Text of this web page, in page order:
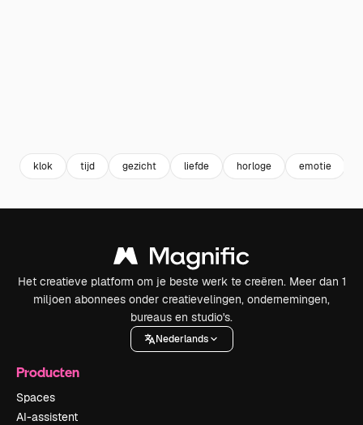
klok tijd gezicht liefde horloge emotie
Het creatieve platform om je beste werk te creëren. Meer dan 1
miljoen abonnees onder creatievelingen, ondernemingen,
bureaus en studio's.
Nederlands
Producten
Spaces
AI-assistent